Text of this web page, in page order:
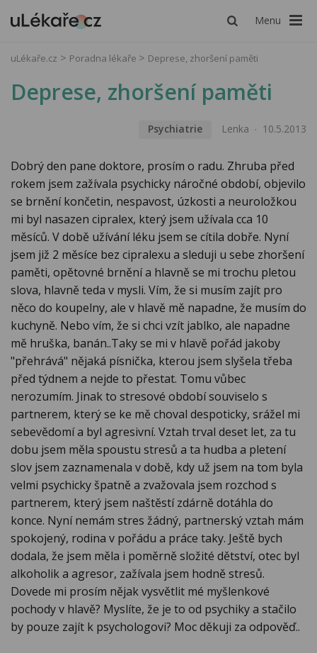
Menu
uLékaře.cz Poradna lékaře Deprese, zhoršení paměti
Deprese, zhoršení paměti
Psychiatrie Lenka 10.5.2013
Dobrý den pane doktore, prosím o radu. Zhruba před
rokem jsem zažívala psychicky náročné období, objevilo
se brnění končetin, nespavost, úzkosti a neuroložkou
mi byl nasazen cipralex, který jsem užívala cca 10
měsíců. V době užívání léku jsem se cítila dobře. Nyní
jsem již 2 měsíce bez cipralexu a sleduji u sebe zhoršení
paměti, opětovné brnění a hlavně se mi trochu pletou
slova, hlavně teda v mysli. Vím, že si musím zajít pro
něco do koupelny, ale v hlavě mě napadne, že musím do
kuchyně. Nebo vím, že si chci vzít jablko, ale napadne
mě hruška, banán..Taky se mi v hlavě pořád jakoby
"přehrává" nějaká písnička, kterou jsem slyšela třeba
před týdnem a nejde to přestat. Tomu vůbec
nerozumím. Jinak to stresové období souviselo s
partnerem, který se ke mě choval despoticky, srážel mi
sebevědomí a byl agresivní. Vztah trval deset let, za tu
dobu jsem měla spoustu stresů a ta hudba a pletení
slov jsem zaznamenala v době, kdy už jsem na tom byla
velmi psychicky špatně a zvažovala jsem rozchod s
partnerem, který jsem naštěstí zdárně dotáhla do
konce. Nyní nemám stres žádný, partnerský vztah mám
spokojený, rodina v pořádu a práce taky. Ještě bych
dodala, že jsem měla i poměrně složité dětství, otec byl
alkoholik a agresor, zažívala jsem hodně stresů.
Dovede mi prosím nějak vysvětlit mé myšlenkové
pochody v hlavě? Myslíte, že je to od psychiky a stačilo
by pouze zajít k psychologovi? Moc děkuji za odpověď..